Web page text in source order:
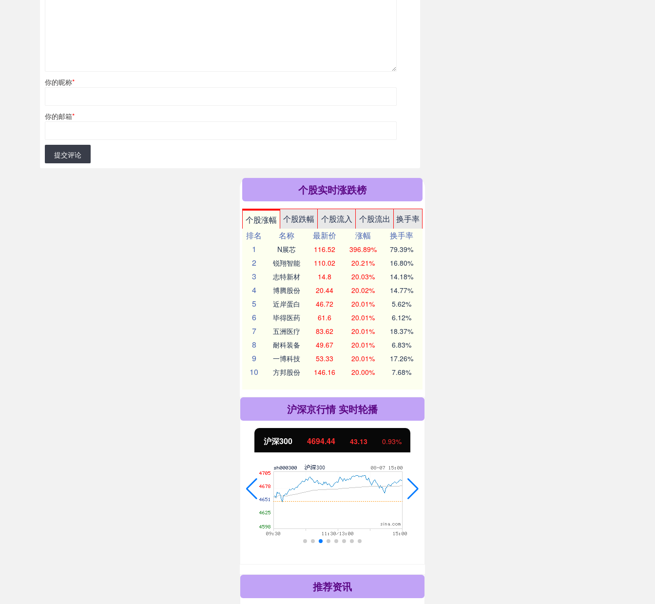
你的昵称*
你的邮箱*
提交评论
个股实时涨跌榜
个股涨幅 个股跌幅 个股流入 个股流出
换手率
排名
名称 最新价 涨幅
换手率
1
N展芯 116.52 396.89% 79.39%
2 锐翔智能 110.02 20.21% 16.80%
3 志特新材 14.8 20.03% 14.18%
4 博腾股份 20.44 20.02% 14.77%
5 近岸蛋白 46.72 20.01% 5.62%
6 毕得医药 61.6 20.01% 6.12%
7 五洲医疗 83.62 20.01% 18.37%
8 耐科装备 49.67 20.01% 6.83%
9 一博科技 53.33 20.01% 17.26%
10 方邦股份 146.16 20.00% 7.68%
沪深京行情 实时轮播
沪深300 4694.44 43.13 0.93%
推荐资讯